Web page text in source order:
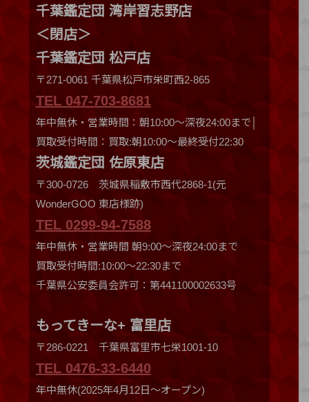
千葉鑑定団 湾岸習志野店
＜閉店＞
千葉鑑定団 松戸店
〒271-0061 千葉県松戸市栄町西2-865
TEL 047-703-8681
年中無休・営業時間：朝10:00～深夜24:00まで│
買取受付時間：買取:朝10:00～最終受付22:30
茨城鑑定団 佐原東店
〒300-0726 茨城県稲敷市西代2868-1(元
WonderGOO 東店様跡)
TEL 0299-94-7588
年中無休・営業時間 朝9:00〜深夜24:00まで
買取受付時間:10:00〜22:30まで
千葉県公安委員会許可：第441100002633号
もってきーな+ 富里店
〒286-0221 千葉県富里市七栄1001-10
TEL 0476-33-6440
年中無休(2025年4月12日～オープン)